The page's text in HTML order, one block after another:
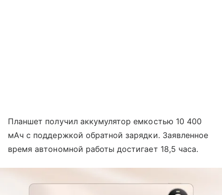
Планшет получил аккумулятор емкостью 10 400
мАч с поддержкой обратной зарядки. Заявленное
время автономной работы достигает 18,5 часа.